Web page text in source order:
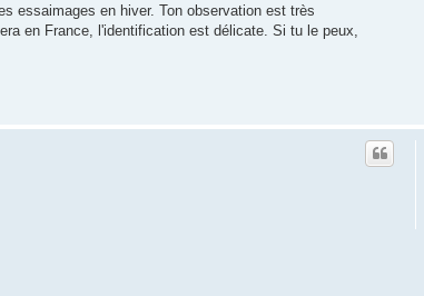
essaimages en hiver. Ton observation est très
en France, l'identification est délicate. Si tu le peux,